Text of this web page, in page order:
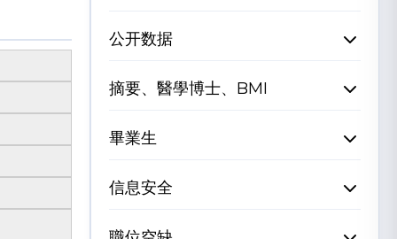
公开数据
摘要、醫學博士、BMI
畢業生
信息安全